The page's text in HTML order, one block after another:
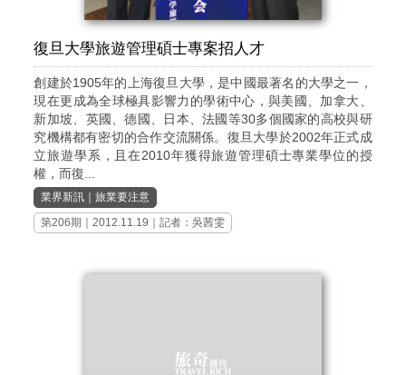
復旦大學旅遊管理碩士專案招人才
創建於1905年的上海復旦大學，是中國最著名的大學之一，
現在更成為全球極具影響力的學術中心，與美國、加拿大、
新加坡、英國、德國、日本、法國等30多個國家的高校與研
究機構都有密切的合作交流關係。復旦大學於2002年正式成
立旅遊學系，且在2010年獲得旅遊管理碩士專業學位的授
權，而復...
業界新訊 ｜旅業要注意
第206期
｜2012.11.19｜記者：吳茜雯